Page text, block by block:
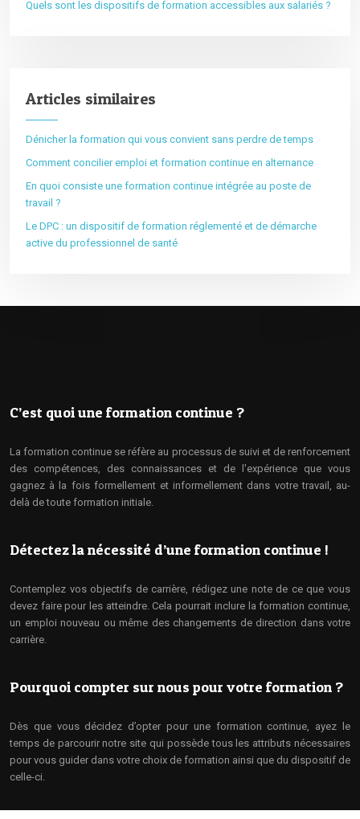
Quels sont les dispositifs de formation accessibles aux salariés ?
Articles similaires
Dénicher la formation qui vous convient sans perdre de temps
Comment concilier emploi et formation continue en alternance
En quoi consiste une formation continue intégrée au poste de
travail ?
Le DPC : un dispositif de formation réglementé et de démarche
active du professionnel de santé
C’est quoi une formation continue ?
La formation continue se réfère au processus de suivi et de renforcement
des compétences, des connaissances et de l'expérience que vous
gagnez à la fois formellement et informellement dans votre travail, au-
delà de toute formation initiale.
Détectez la nécessité d’une formation continue !
Contemplez vos objectifs de carrière, rédigez une note de ce que vous
devez faire pour les atteindre. Cela pourrait inclure la formation continue,
un emploi nouveau ou même des changements de direction dans votre
carrière.
Pourquoi compter sur nous pour votre formation ?
Dès que vous décidez d’opter pour une formation continue, ayez le
temps de parcourir notre site qui possède tous les attributs nécessaires
pour vous guider dans votre choix de formation ainsi que du dispositif de
celle-ci.